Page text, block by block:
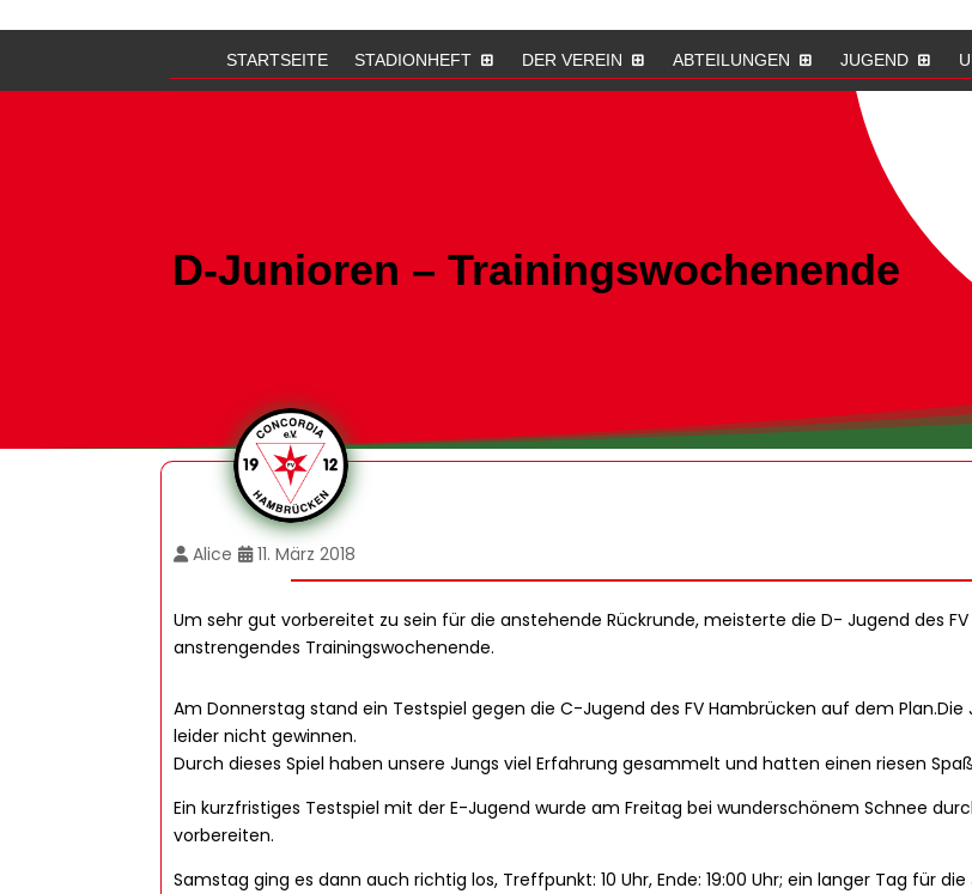
STARTSEITE STADIONHEFT DER VEREIN ABTEILUNGEN JUGEND
D-Junioren – Trainingswochenende
Alice 11. März 2018
Um sehr gut vorbereitet zu sein für die anstehende Rückrunde, meisterte die D- Jugend des
anstrengendes Trainingswochenende.
Am Donnerstag stand ein Testspiel gegen die C-Jugend des FV Hambrücken auf dem
leider nicht gewinnen.
Durch dieses Spiel haben unsere Jungs viel Erfahrung gesammelt und hatten einen riesen
Ein kurzfristiges Testspiel mit der E-Jugend wurde am Freitag bei wunderschönem Schnee
vorbereiten.
Samstag ging es dann auch richtig los, Treffpunkt: 10 Uhr, Ende: 19:00 Uhr; ein langer Tag für die